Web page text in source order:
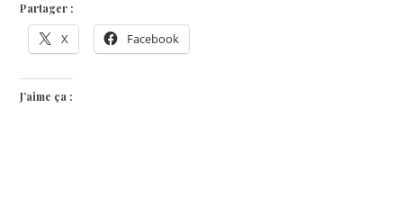
Partager :
X Facebook
J’aime ça :